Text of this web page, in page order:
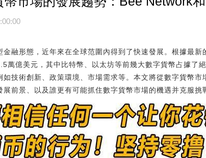
金融形態，近年來在全球范圍內得到了快速發展。根據最
萬億美元，其中比特幣、以太坊等前幾大數字貨幣占據了
如技術創新、政策環境、市場需求等。本文將從數字貨幣
前景、以及誰更有可能抓住數字貨幣市場的機遇并克服挑